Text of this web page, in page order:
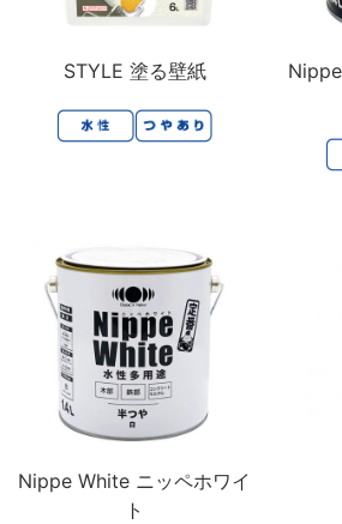
STYLE 塗る壁紙
Nippe White ニッペホワイ
ト